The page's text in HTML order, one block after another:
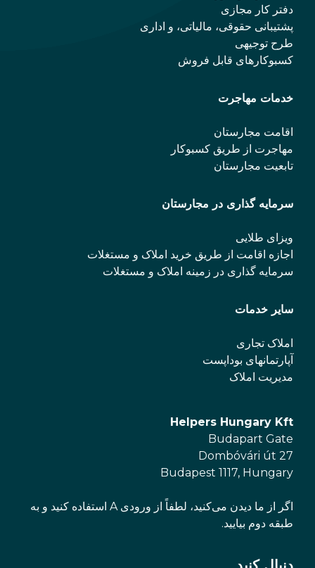
دفتر کار مجازی
پشتیبانی حقوقی، مالیاتی، و اداری
طرح توجیهی
کسبوکارهای قابل فروش
خدمات مهاجرت
اقامت مجارستان
مهاجرت از طریق کسبوکار
تابعیت مجارستان
سرمایه گذاری در مجارستان
ویزای طلایی
اجازه اقامت از طریق خرید املاک و مستغلات
سرمایه گذاری در زمینه املاک و مستغلات
سایر خدمات
املاک تجاری
آپارتمانهای بوداپست
مدیریت املاک
Helpers Hungary Kft
Budapart Gate
Dombóvári út 27
Budapest 1117, Hungary
اگر از ما دیدن می‌کنید، لطفاً از ورودی A استفاده کنید و به
طبقه دوم بیایید.